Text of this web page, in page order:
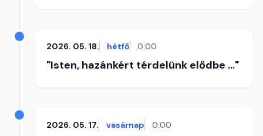
2026. 05. 18. hétfő 0:00
"Isten, hazánkért térdelünk elődbe ..."
2026. 05. 17. vasárnap 0:00